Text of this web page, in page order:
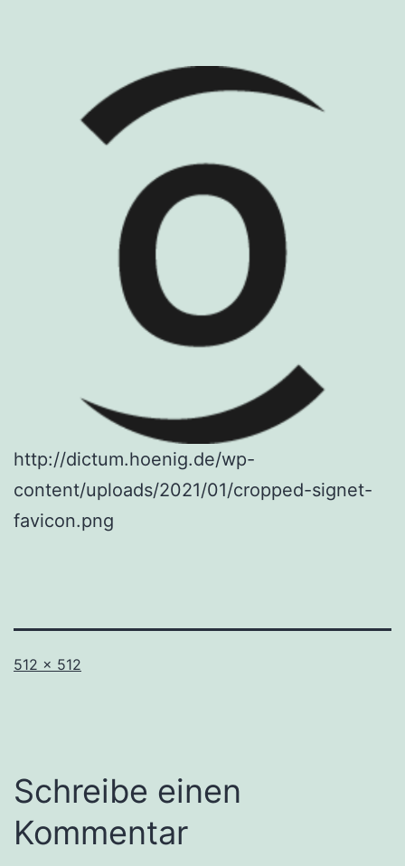
http://dictum.hoenig.de/wp-
content/uploads/2021/01/cropped-signet-
favicon.png
Originalgröße
512 × 512
Schreibe einen
Kommentar